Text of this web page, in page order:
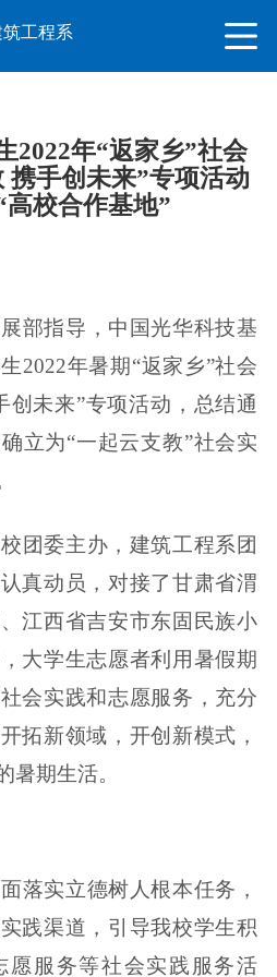
筑工程系
2022年“返家乡”社会
携手创未来”专项活动
高校合作基地”
指导，中国光华科技基
2022年暑期“返家乡”社会
创未来”专项活动，总结通
立为“一起云支教”社会实
委主办，建筑工程系团
真动员，对接了甘肃省渭
江西省吉安市东固民族小
大学生志愿者利用暑假期
会实践和志愿服务，充分
拓新领域，开创新模式，
暑期生活。
实立德树人根本任务，
践渠道，引导我校学生积
愿服务等社会实践服务活